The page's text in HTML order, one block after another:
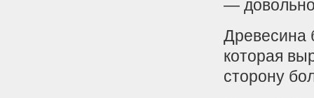
—
Древесина
которая
сторону